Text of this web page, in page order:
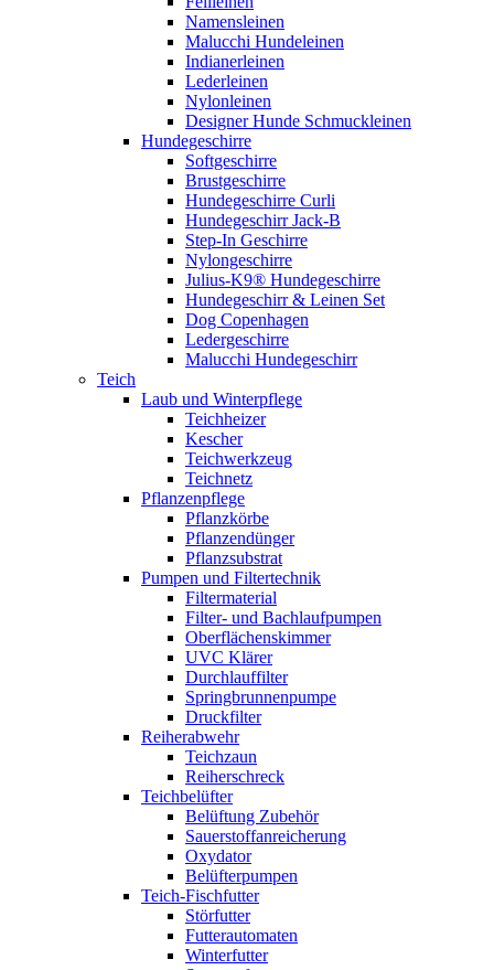
Namensleinen
Malucchi Hundeleinen
Indianerleinen
Lederleinen
Nylonleinen
Designer Hunde Schmuckleinen
Hundegeschirre
Softgeschirre
Brustgeschirre
Hundegeschirre Curli
Hundegeschirr Jack-B
Step-In Geschirre
Nylongeschirre
Julius-K9® Hundegeschirre
Hundegeschirr & Leinen Set
Dog Copenhagen
Ledergeschirre
Malucchi Hundegeschirr
Teich
Laub und Winterpflege
Teichheizer
Kescher
Teichwerkzeug
Teichnetz
Pflanzenpflege
Pflanzkörbe
Pflanzendünger
Pflanzsubstrat
Pumpen und Filtertechnik
Filtermaterial
Filter- und Bachlaufpumpen
Oberflächenskimmer
UVC Klärer
Durchlauffilter
Springbrunnenpumpe
Druckfilter
Reiherabwehr
Teichzaun
Reiherschreck
Teichbelüfter
Belüftung Zubehör
Sauerstoffanreicherung
Oxydator
Belüfterpumpen
Teich-Fischfutter
Störfutter
Futterautomaten
Winterfutter